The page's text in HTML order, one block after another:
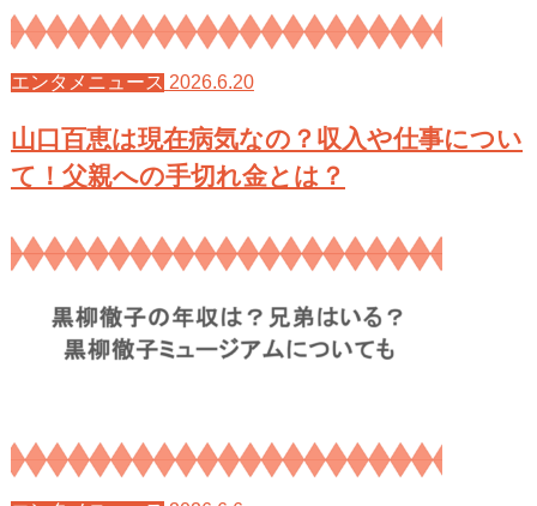
エンタメニュース 2026.6.20
山口百恵は現在病気なの？収入や仕事につい
て！父親への手切れ金とは？